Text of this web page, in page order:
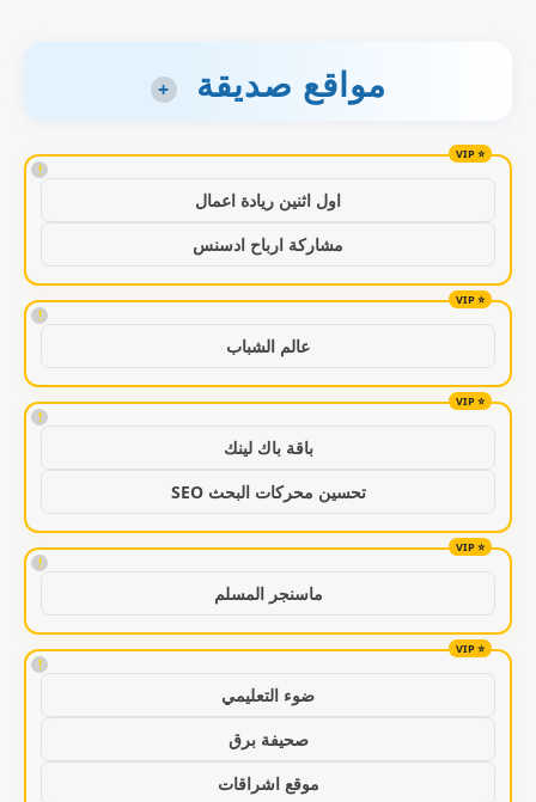
مواقع صديقة +
!
اول اثنين ريادة اعمال
مشاركة ارباح ادسنس
!
عالم الشباب
!
باقة باك لينك
تحسين محركات البحث SEO
!
ماسنجر المسلم
!
ضوء التعليمي
صحيفة برق
موقع اشراقات